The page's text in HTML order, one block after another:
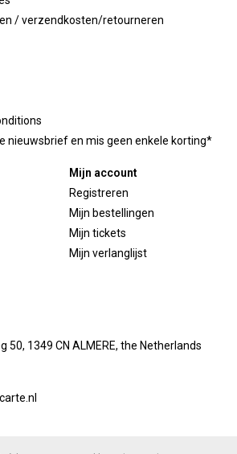
/ verzendkosten/retourneren
nieuwsbrief en mis geen enkele korting*
Mijn account
Registreren
Mijn bestellingen
Mijn tickets
Mijn verlanglijst
50, 1349 CN ALMERE, the Netherlands